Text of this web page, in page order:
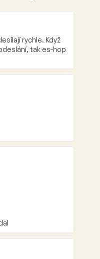
rychle. Když
tak es-hop